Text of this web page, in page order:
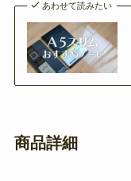
あわせて読みたい
商品詳細